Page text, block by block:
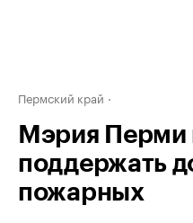
Пермский край
Мэрия Перми
поддержать
пожарных